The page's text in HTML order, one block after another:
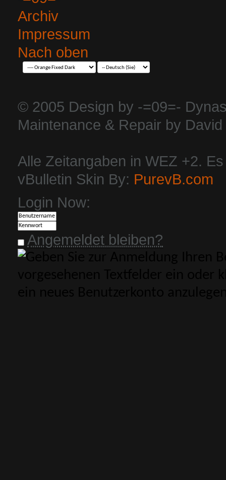
Archiv
Impressum
Nach oben
© 2005 Design by -=09=-
Maintenance & Repair by
Alle Zeitangaben in WEZ +2.
vBulletin Skin By: PurevB.com
Login Now:
Angemeldet bleiben?